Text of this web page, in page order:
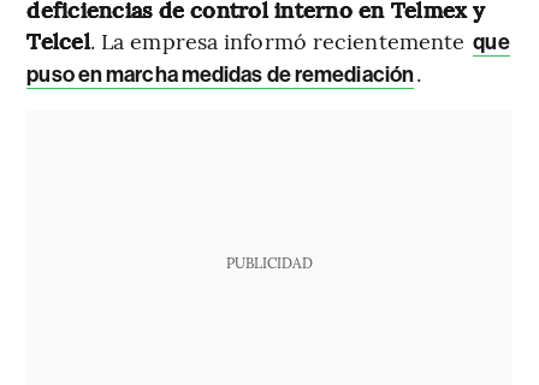
deficiencias de control interno en Telmex y
Telcel. La empresa informó recientemente que
puso en marcha medidas de remediación.
PUBLICIDAD